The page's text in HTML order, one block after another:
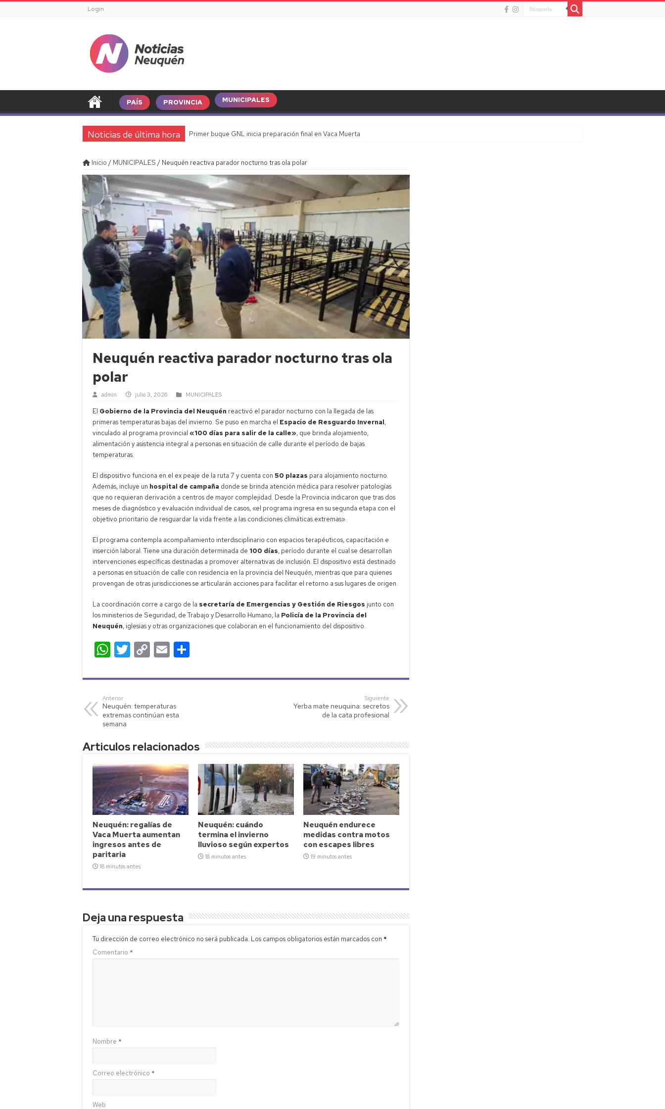
Login
PAÍS PROVINCIA MUNICIPALES
Noticias de última hora Primer buque GNL inicia preparación final en Vaca Muerta
Inicio / MUNICIPALES / Neuquén reactiva parador nocturno tras ola polar
Neuquén reactiva parador nocturno tras ola
polar
admin julio 3, 2026 MUNICIPALES
El Gobierno de la Provincia del Neuquén reactivó el parador nocturno con la llegada de las
primeras temperaturas bajas del invierno. Se puso en marcha el Espacio de Resguardo Invernal,
vinculado al programa provincial «100 días para salir de la calle», que brinda alojamiento,
alimentación y asistencia integral a personas en situación de calle durante el período de bajas
temperaturas.
El dispositivo funciona en el ex peaje de la ruta 7 y cuenta con 50 plazas para alojamiento nocturno.
Además, incluye un hospital de campaña donde se brinda atención médica para resolver patologías
que no requieran derivación a centros de mayor complejidad. Desde la Provincia indicaron que tras dos
meses de diagnóstico y evaluación individual de casos, «el programa ingresa en su segunda etapa con el
objetivo prioritario de resguardar la vida frente a las condiciones climáticas extremas».
El programa contempla acompañamiento interdisciplinario con espacios terapéuticos, capacitación e
inserción laboral. Tiene una duración determinada de 100 días, período durante el cual se desarrollan
intervenciones específicas destinadas a promover alternativas de inclusión. El dispositivo está destinado
a personas en situación de calle con residencia en la provincia del Neuquén, mientras que para quienes
provengan de otras jurisdicciones se articularán acciones para facilitar el retorno a sus lugares de origen.
La coordinación corre a cargo de la secretaría de Emergencias y Gestión de Riesgos junto con
los ministerios de Seguridad, de Trabajo y Desarrollo Humano, la Policía de la Provincia del
Neuquén, iglesias y otras organizaciones que colaboran en el funcionamiento del dispositivo.
W
at
s
A
p
p
T
tt
C
p
Li
E
ail m
Anterior
Neuquén: temperaturas
extremas continúan esta
semana
Siguiente
Yerba mate neuquina: secretos
de la cata profesional
Articulos relacionados
Neuquén: regalías de
Vaca Muerta aumentan
ingresos antes de
paritaria
18 minutos antes
Neuquén: cuándo
termina el invierno
lluvioso según expertos
18 minutos antes
Neuquén endurece
medidas contra motos
con escapes libres
19 minutos antes
Deja una respuesta
Tu dirección de correo electrónico no será publicada. Los campos obligatorios están marcados con *
Comentario *
Nombre *
Correo electrónico *
Web